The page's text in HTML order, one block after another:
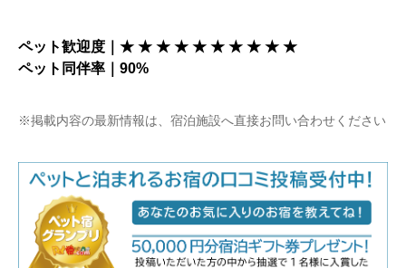
ペット歓迎度｜★ ★ ★ ★ ★ ★ ★ ★ ★ ★
ペット同伴率｜90%
※掲載内容の最新情報は、宿泊施設へ直接お問い合わせください